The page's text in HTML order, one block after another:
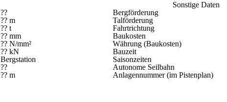
??
?? m
?? t
?? mm
?? N/mm²
?? kN
Bergstation
??
?? m
Sonstige Daten
Bergförderung
Talförderung
Fahrtrichtung
Baukosten
Währung (Baukosten)
Bauzeit
Saisonzeiten
Autonome Seilbahn
Anlagennummer (im Pistenplan)